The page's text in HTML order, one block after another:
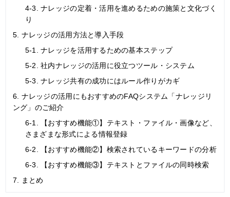
4-3. ナレッジの定着・活用を進めるための施策と文化づく
り
5. ナレッジの活用方法と導入手段
5-1. ナレッジを活用するための基本ステップ
5-2. 社内ナレッジの活用に役立つツール・システム
5-3. ナレッジ共有の成功にはルール作りがカギ
6. ナレッジの活用にもおすすめのFAQシステム「ナレッジリ
ング」のご紹介
6-1. 【おすすめ機能①】テキスト・ファイル・画像など、
さまざまな形式による情報登録
6-2. 【おすすめ機能②】検索されているキーワードの分析
6-3. 【おすすめ機能③】テキストとファイルの同時検索
7. まとめ